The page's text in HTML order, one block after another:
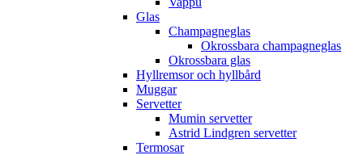
Glas
Champagneglas
Okrossbara champagneglas
Okrossbara glas
Hyllremsor och hyllbård
Muggar
Servetter
Mumin servetter
Astrid Lindgren servetter
Termosar